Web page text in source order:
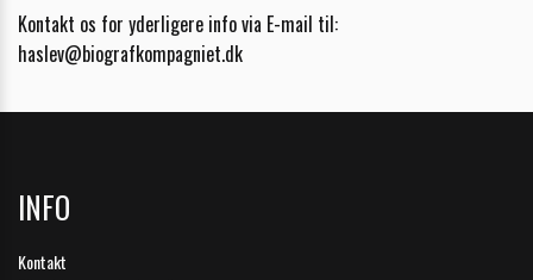
Kontakt os for yderligere info via E-mail til:
haslev@biografkompagniet.dk
INFO
Kontakt